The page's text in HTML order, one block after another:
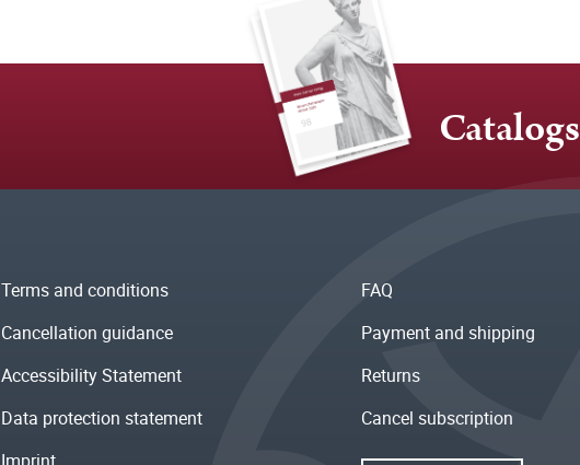
Catalogs
Terms and conditions
Cancellation guidance
Accessibility Statement
Data protection statement
FAQ
Payment and shipping
Returns
Cancel subscription